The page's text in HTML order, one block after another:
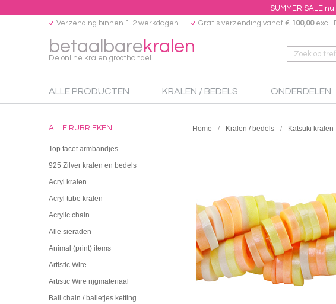
SUMMER SALE
betaalbarekralen
De online kralen groothandel
Verzending binnen 1-2 werkdagen Gratis verzending vanaf € 100,00excl.
ALLE PRODUCTEN KRALEN / BEDELS ONDERDELEN
ALLE RUBRIEKEN
Top facet armbandjes
925 Zilver kralen en bedels
Acryl kralen
Acryl tube kralen
Acrylic chain
Alle sieraden
Animal (print) items
Artistic Wire
Artistic Wire rijgmateriaal
Ball chain / balletjes ketting
Home Kralen / bedels Katsuki kralen